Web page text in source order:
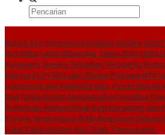
Bupati Aep Apresiasi Kenaikan Dividen 2025
Rp3 Miliar Lebih Dibanding Tahun 2024LKBH
Karawang Segera Tetapkan Tersangka
Menyeret PT BAS dan Oknum Pegawai BTN
Fungsional dan Administrator, Pesan Bupati
BaikDinilai Belum Mendapatkan Keadilan
Reformasi Alokasi Pajak bagi Karawang dan
Proyek Turap Irigasi di Medangasem Diduga
Tidak Pakai Kisdam dan Tidak Transparansi